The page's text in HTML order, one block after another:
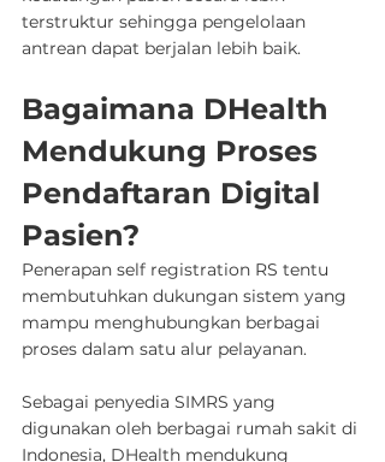
terstruktur sehingga pengelolaan
antrean dapat berjalan lebih baik.
Bagaimana DHealth
Mendukung Proses
Pendaftaran Digital
Pasien?
Penerapan self registration RS tentu
membutuhkan dukungan sistem yang
mampu menghubungkan berbagai
proses dalam satu alur pelayanan.
Sebagai penyedia SIMRS yang
digunakan oleh berbagai rumah sakit di
Indonesia, DHealth mendukung